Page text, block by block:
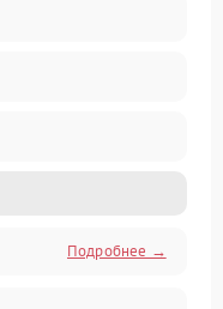
Подробнее →